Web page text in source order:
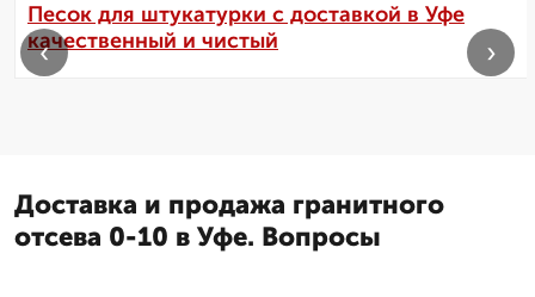
Песок для штукатурки с доставкой в Уфе
качественный и чистый
‹ ›
Доставка и продажа гранитного
отсева 0-10 в Уфе. Вопросы